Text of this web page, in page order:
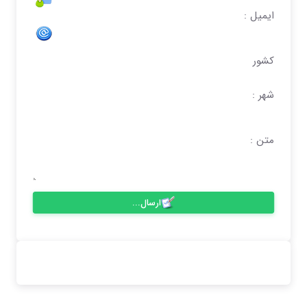
ایمیل :
کشور
شهر :
متن :
ارسال...